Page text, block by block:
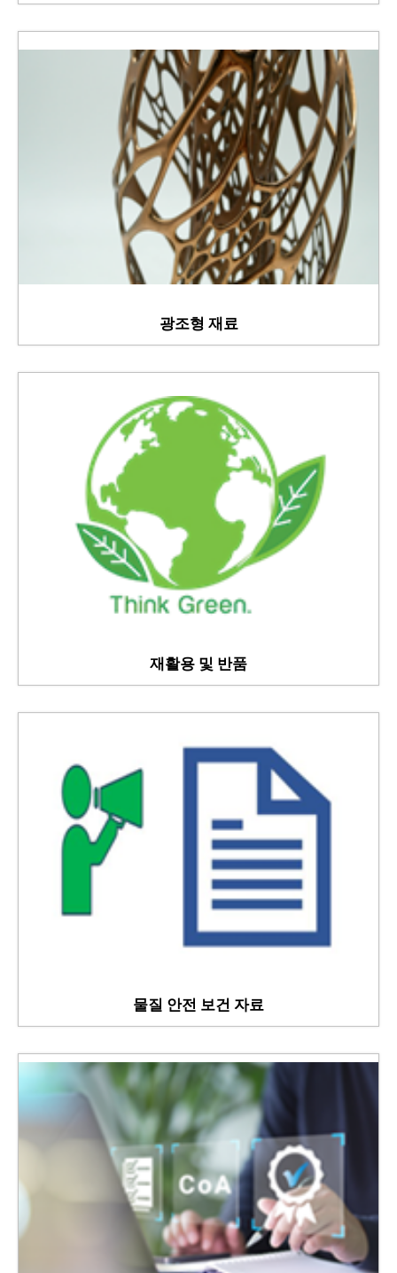
광조형 재료
재활용 및 반품
물질 안전 보건 자료